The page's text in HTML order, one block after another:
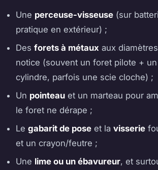
Une perceuse-visseuse (sur
pratique en extérieur) ;
Desforets à métaux aux
notice (souvent un foret pilote +
cylindre, parfois une scie cloche) ;
Un pointeau et un marteau pour
le foret ne dérape ;
Legabarit de pose et lavisserie
et un crayon/feutre ;
Une lime ou un ébavureur, et